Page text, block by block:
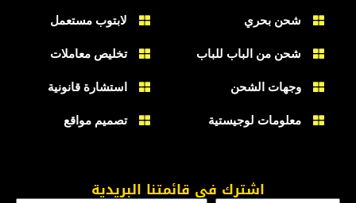
شحن بحري
شحن من الباب للباب
وجهات الشحن
معلومات لوجيستية
لابتوب مستعمل
تخليص معاملات
استشارة قانونية
تصميم مواقع
اشترك في قائمتنا البريدية